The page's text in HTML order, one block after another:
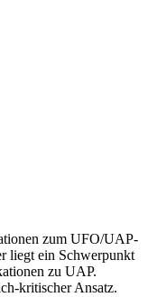
zum UFO/UAP-
liegt ein Schwerpunkt
zu UAP.
kritischer Ansatz.